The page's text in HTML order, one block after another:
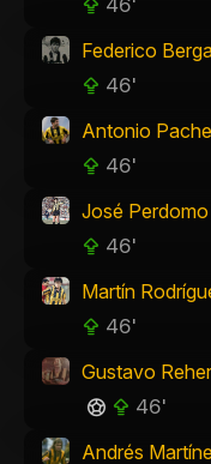
46'
Federico
46'
Antonio
46'
José Perdomo
46'
Martín
46'
Gustavo
46'
Andrés